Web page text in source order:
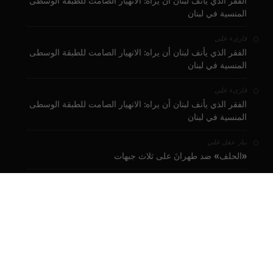
المنسية في لبنان
قارىء على
الفقر الذي يأنف لبنان أن يراه: الانهيار الصامت للطبقة الوسطى
المنسية في لبنان
قارىء على
الفقر الذي يأنف لبنان أن يراه: الانهيار الصامت للطبقة الوسطى
المنسية في لبنان
بيار عقل على
«الحلف» ضد طهرانَ على ثلاث جبهات